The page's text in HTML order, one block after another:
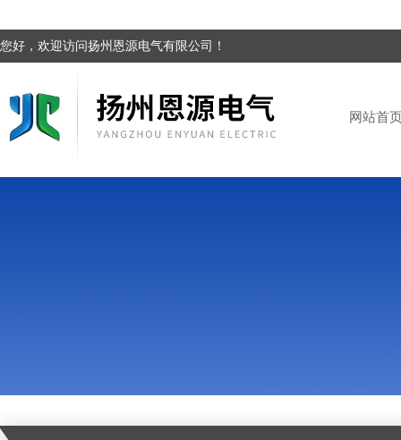
您好，欢迎访问扬州恩源电气有限公司！
网站首